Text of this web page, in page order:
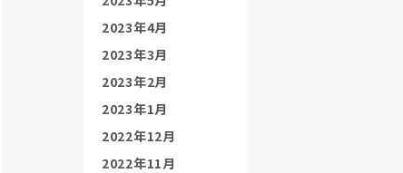
2023年4月
2023年3月
2023年2月
2023年1月
2022年12月
2022年11月